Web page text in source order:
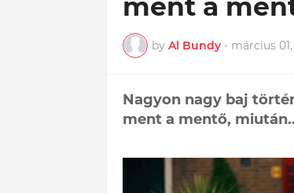
ment a
by Al Bundy - március
Nagyon nagy baj
ment a mentő,